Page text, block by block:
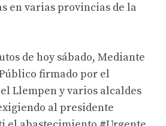
en varias provincias de la
de hoy sábado, Mediante
firmado por el
Llempen y varios alcaldes
al presidente